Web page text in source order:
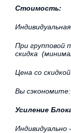
Стоимость:
При групповой
скидка
Цена со
Вы сэкономите:
Усиление
Индивидуально